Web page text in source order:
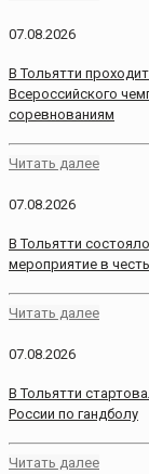
07.08.2026
В Тольятти
Всероссийского
соревнованиям
Читать далее
07.08.2026
В Тольятти
мероприятие в
Читать далее
07.08.2026
В Тольятти
России по гандболу
Читать далее